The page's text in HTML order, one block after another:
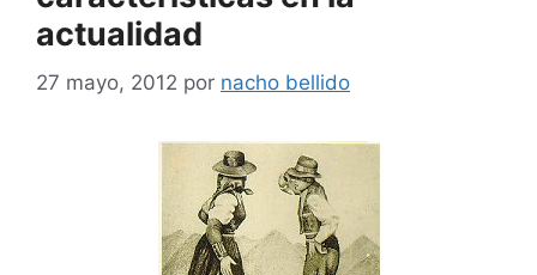
actualidad
27 mayo, 2012 por nacho bellido